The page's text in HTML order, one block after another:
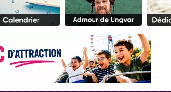
sur WhatsApp
sur WhatsApp
un don pour Reloger Rivka, 6 enfants, victime de
un don pour 1 Journée de Vacances Pour les Enfants
sur WhatsApp
une bénédiction